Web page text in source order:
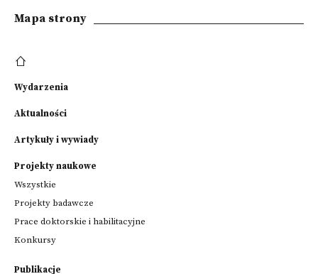
Mapa strony
Wydarzenia
Aktualności
Artykuły i wywiady
Projekty naukowe
Wszystkie
Projekty badawcze
Prace doktorskie i habilitacyjne
Konkursy
Publikacje